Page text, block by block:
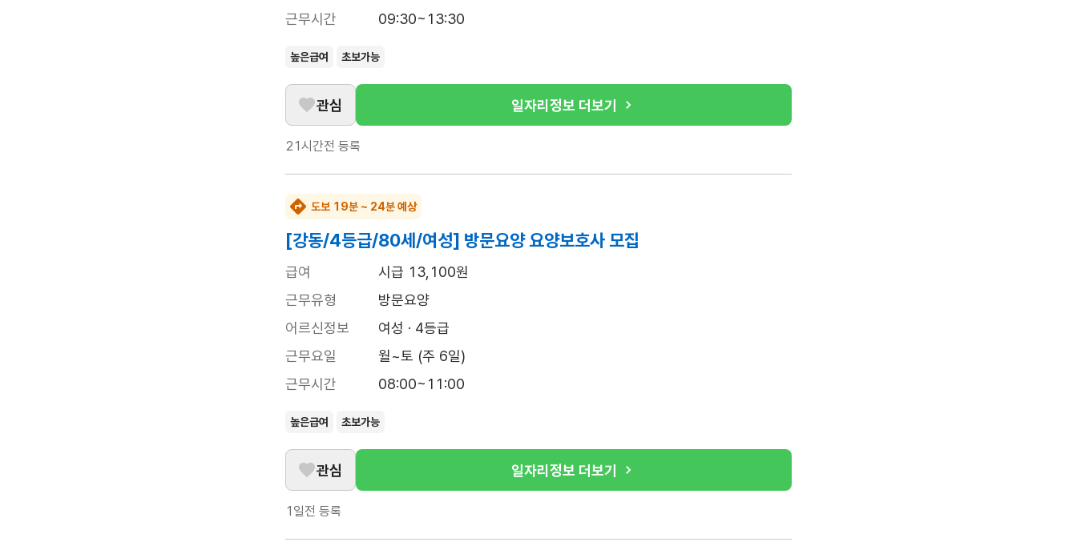
근무시간
09:30~13:30
높은급여 초보가능
관심 일자리정보 더보기
21시간전 등록
도보 19분 ~ 24분 예상
[강동/4등급/80세/여성] 방문요양 요양보호사 모집
급여
시급 13,100원
근무유형
방문요양
어르신정보
여성 · 4등급
근무요일
월~토 (주 6일)
근무시간
08:00~11:00
높은급여 초보가능
관심 일자리정보 더보기
1일전 등록